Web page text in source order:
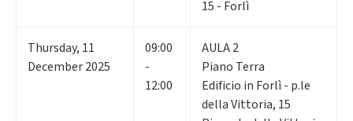
15 - Forlì
Thursday, 11
December 2025
09:00
-
12:00
AULA 2
Piano Terra
Edificio in Forlì - p.le
della Vittoria, 15